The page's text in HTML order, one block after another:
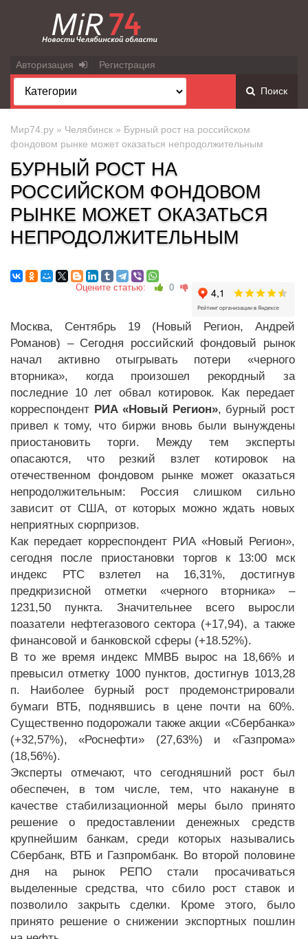
Авторизация Регистрация
Поиск
Мир74.ру » Челябинск » Бурный рост на российском
фондовом рынке может оказаться непродолжительным
БУРНЫЙ РОСТ НА
РОССИЙСКОМ ФОНДОВОМ
РЫНКЕ МОЖЕТ ОКАЗАТЬСЯ
НЕПРОДОЛЖИТЕЛЬНЫМ
Оцените статью: 0
Москва, Сентябрь 19 (Новый Регион, Андрей
Романов) – Сегодня российский фондовый рынок
начал активно отыгрывать потери «черного
вторника», когда произошел рекордный за
последние 10 лет обвал котировок. Как передает
корреспондент РИА «Новый Регион», бурный рост
привел к тому, что биржи вновь были вынуждены
приостановить торги. Между тем эксперты
опасаются, что резкий взлет котировок на
отечественном фондовом рынке может оказаться
непродолжительным: Россия слишком сильно
зависит от США, от которых можно ждать новых
неприятных сюрпризов.
Как передает корреспондент РИА «Новый Регион»,
сегодня после приостановки торгов к 13:00 мск
индекс РТС взлетел на 16,31%, достигнув
предкризисной отметки «черного вторника» –
1231,50 пункта. Значительнее всего выросли
поазатели нефтегазового сектора (+17,94), а также
финансовой и банковской сферы (+18.52%).
В то же время индекс ММВБ вырос на 18,66% и
превысил отметку 1000 пунктов, достигнув 1013,28
п. Наиболее бурный рост продемонстрировали
бумаги ВТБ, поднявшись в цене почти на 60%.
Существенно подорожали также акции «Сбербанка»
(+32,57%), «Роснефти» (27,63%) и «Газпрома»
(18,56%).
Эксперты отмечают, что сегодняшний рост был
обеспечен, в том числе, тем, что накануне в
качестве стабилизационной меры было принято
решение о предоставлении денежных средств
крупнейшим банкам, среди которых назывались
Сбербанк, ВТБ и Газпромбанк. Во второй половине
дня на рынок РЕПО стали просачиваться
выделенные средства, что сбило рост ставок и
позволило закрыть сделки. Кроме этого, было
принято решение о снижении экспортных пошлин